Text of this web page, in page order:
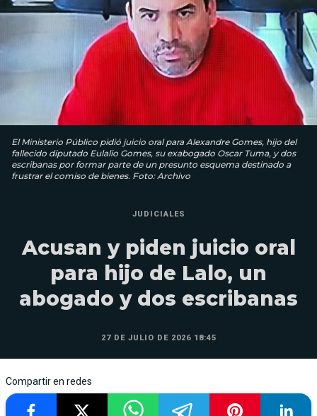
El Ministerio Público pidió juicio oral para Alexandre Gomes, hijo del
fallecido diputado Eulalio Gomes, su exabogado Oscar Tuma, y dos
escribanas por formar parte de un presunto esquema destinado a
frustrar el comiso de bienes. Foto: Archivo
JUDICIALES
Acusan y piden juicio oral
para hijo de Lalo, un
abogado y dos escribanas
27 DE JULIO DE 2026 18:45
Compartir en redes